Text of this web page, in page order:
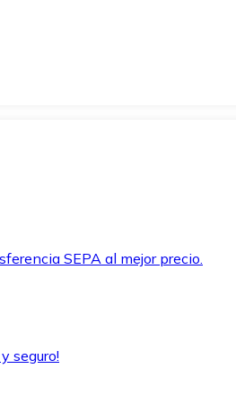
SEPA al mejor precio.
seguro!